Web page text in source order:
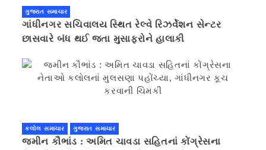
ગુજરાત સમાચાર
ગાંધીનગર સચિવાલય સ્થિત રેલ્વે રિઝર્વેશન સેન્ટર
છાસવારે બંધ થઈ જતા મુસાફરોને હાલાકી
કલોલ સમાચાર ગુજરાત સમાચાર
જમીન કૌભાંડ : અમિત ચાવડા સહિતનાં કોંગ્રેસના